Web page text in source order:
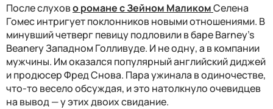
После слухово романе с Зейном МаликомСелена
Гомес интригует поклонников новыми отношениями. В
минувший четверг певицу подловили в баре Barney's
Beanery Западном Голливуде. И не одну, а в компании
мужчины. Им оказался популярный английский диджей
и продюсер Фред Снова. Пара ужинала в одиночестве,
что-то весело обсуждая, и это натолкнуло очевидцев
на вывод — у этих двоих свидание.